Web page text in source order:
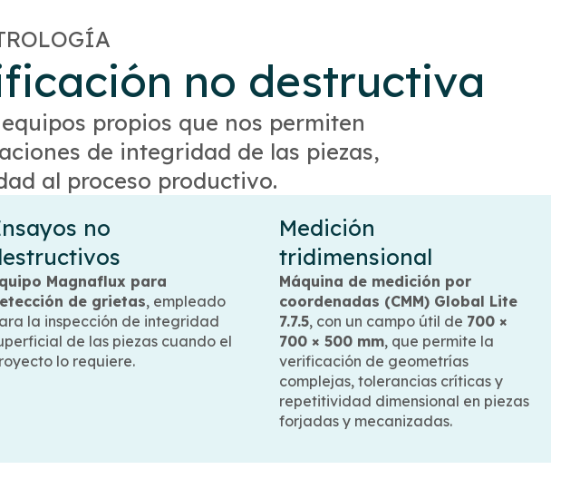
no destructiva
propios que nos permiten
de integridad de las piezas,
al proceso productivo.
no
Magnaflux para
de grietas, empleado
la inspección de integridad
de las piezas cuando el
lo requiere.
Medición
tridimensional
Máquina de medición por
coordenadas (CMM) Global Lite
7.7.5, con un campo útil de 700 ×
700 × 500 mm, que permite la
verificación de geometrías
complejas, tolerancias críticas y
repetitividad dimensional en piezas
forjadas y mecanizadas.